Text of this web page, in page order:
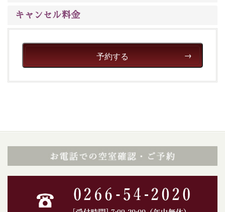
キャンセル料金
予約する